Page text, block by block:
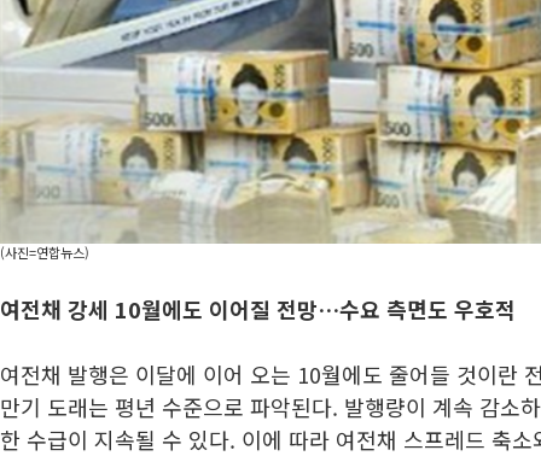
(사진=연합뉴스)
여전채 강세 10월에도 이어질 전망…수요 측면도 우호적
여전채 발행은 이달에 이어 오는 10월에도 줄어들 것이란
만기 도래는 평년 수준으로 파악된다. 발행량이 계속 감소
한 수급이 지속될 수 있다. 이에 따라 여전채 스프레드 축